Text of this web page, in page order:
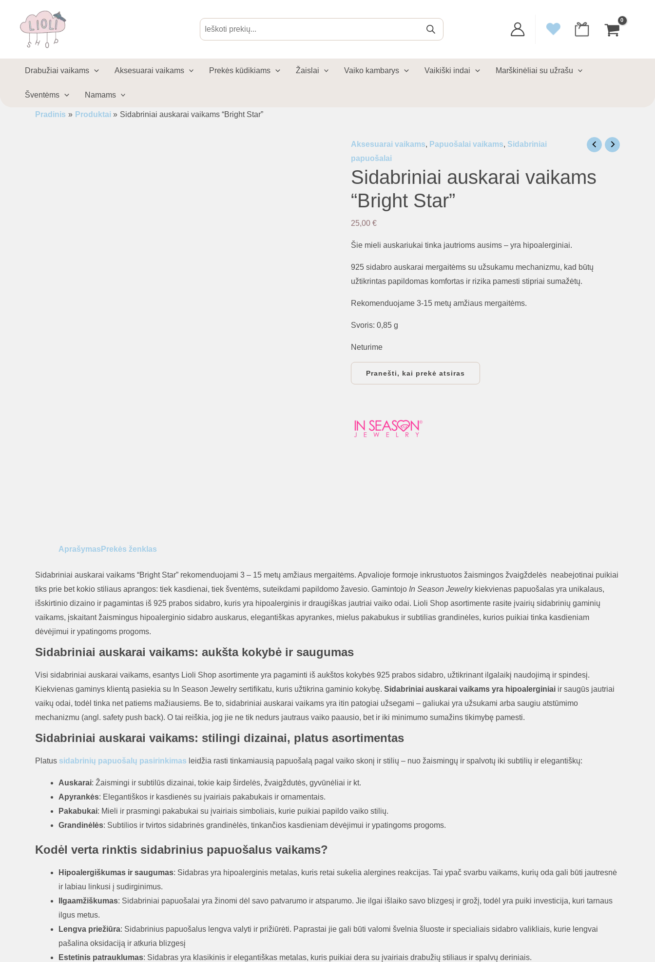
Products
search
Drabužiai vaikams Aksesuarai vaikams Prekės kūdikiams Žaislai Vaiko kambarys Vaikiški indai Marškinėliai su užrašu
Šventėms Namams
Pradinis Produktai Sidabriniai auskarai vaikams “Bright Star”
Aksesuarai vaikams, Papuošalai vaikams, Sidabriniai
papuošalai
Sidabriniai auskarai vaikams
“Bright Star”
25,00 €
Šie mieli auskariukai tinka jautrioms ausims – yra hipoalerginiai.
925 sidabro auskarai mergaitėms su užsukamu mechanizmu, kad būtų
užtikrintas papildomas komfortas ir rizika pamesti stipriai sumažėtų.
Rekomenduojame 3-15 metų amžiaus mergaitėms.
Svoris: 0,85 g
Neturime
Aprašymas Prekės ženklas
Sidabriniai auskarai vaikams “Bright Star” rekomenduojami 3 – 15 metų amžiaus mergaitėms. Apvalioje formoje inkrustuotos žaismingos žvaigždelės neabejotinai puikiai
tiks prie bet kokio stiliaus aprangos: tiek kasdienai, tiek šventėms, suteikdami papildomo žavesio. Gamintojo In Season Jewelrykiekvienas papuošalas yra unikalaus,
išskirtinio dizaino ir pagamintas iš 925 prabos sidabro, kuris yra hipoalerginis ir draugiškas jautriai vaiko odai. Lioli Shop asortimente rasite įvairių sidabrinių gaminių
vaikams, įskaitant žaismingus hipoalerginio sidabro auskarus, elegantiškas apyrankes, mielus pakabukus ir subtilias grandinėles, kurios puikiai tinka kasdieniam
dėvėjimui ir ypatingoms progoms.
Sidabriniai auskarai vaikams: aukšta kokybė ir saugumas
Visi sidabriniai auskarai vaikams, esantys Lioli Shop asortimente yra pagaminti iš aukštos kokybės 925 prabos sidabro, užtikrinant ilgalaikį naudojimą ir spindesį.
Kiekvienas gaminys klientą pasiekia su In Season Jewelry sertifikatu, kuris užtikrina gaminio kokybę. Sidabriniai auskarai vaikams yra hipoalerginiai ir saugūs jautriai
vaikų odai, todėl tinka net patiems mažiausiems. Be to, sidabriniai auskarai vaikams yra itin patogiai užsegami – galiukai yra užsukami arba saugiu atstūmimo
mechanizmu (angl. safety push back). O tai reiškia, jog jie ne tik nedurs jautraus vaiko paausio, bet ir iki minimumo sumažins tikimybę pamesti.
Sidabriniai auskarai vaikams: stilingi dizainai, platus asortimentas
Platus sidabrinių papuošalų pasirinkimas leidžia rasti tinkamiausią papuošalą pagal vaiko skonį ir stilių – nuo žaismingų ir spalvotų iki subtilių ir elegantiškų:
Auskarai: Žaismingi ir subtilūs dizainai, tokie kaip širdelės, žvaigždutės, gyvūnėliai ir kt.
Apyrankės: Elegantiškos ir kasdienės su įvairiais pakabukais ir ornamentais.
Pakabukai: Mieli ir prasmingi pakabukai su įvairiais simboliais, kurie puikiai papildo vaiko stilių.
Grandinėlės: Subtilios ir tvirtos sidabrinės grandinėlės, tinkančios kasdieniam dėvėjimui ir ypatingoms progoms.
Kodėl verta rinktis sidabrinius papuošalus vaikams?
Hipoalergiškumas ir saugumas: Sidabras yra hipoalerginis metalas, kuris retai sukelia alergines reakcijas. Tai ypač svarbu vaikams, kurių oda gali būti jautresnė
ir labiau linkusi į sudirginimus.
Ilgaamžiškumas: Sidabriniai papuošalai yra žinomi dėl savo patvarumo ir atsparumo. Jie ilgai išlaiko savo blizgesį ir grožį, todėl yra puiki investicija, kuri tarnaus
ilgus metus.
Lengva priežiūra: Sidabrinius papuošalus lengva valyti ir prižiūrėti. Paprastai jie gali būti valomi švelnia šluoste ir specialiais sidabro valikliais, kurie lengvai
pašalina oksidaciją ir atkuria blizgesį
Estetinis patrauklumas: Sidabras yra klasikinis ir elegantiškas metalas, kuris puikiai dera su įvairiais drabužių stiliaus ir spalvų deriniais.